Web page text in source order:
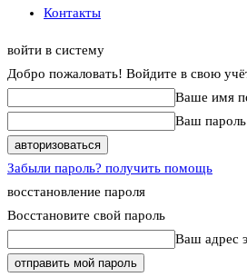
Контакты
войти в систему
Добро пожаловать! Войдите в свою
Ваше имя
Ваш пароль
Забыли пароль? получить помощь
восстановление пароля
Восстановите свой пароль
Ваш адрес